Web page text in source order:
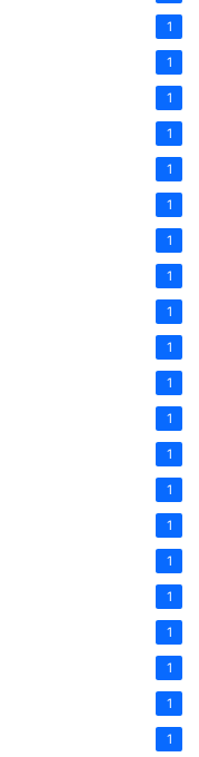
1
1
1
1
1
1
1
1
1
1
1
1
1
1
1
1
1
1
1
1
1